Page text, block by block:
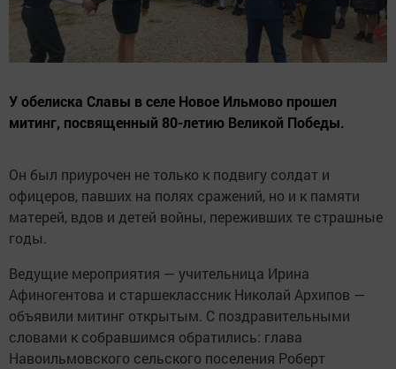
У обелиска Славы в селе Новое Ильмово прошел
митинг, посвященный 80-летию Великой Победы.
Он был приурочен не только к подвигу солдат и
офицеров, павших на полях сражений, но и к памяти
матерей, вдов и детей войны, переживших те страшные
годы.
Ведущие мероприятия — учительница Ирина
Афиногентова и старшеклассник Николай Архипов —
объявили митинг открытым. С поздравительными
словами к собравшимся обратились: глава
Навоильмовского сельского поселения Роберт